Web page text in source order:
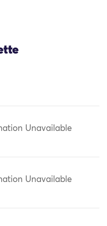
Unavailable
Unavailable